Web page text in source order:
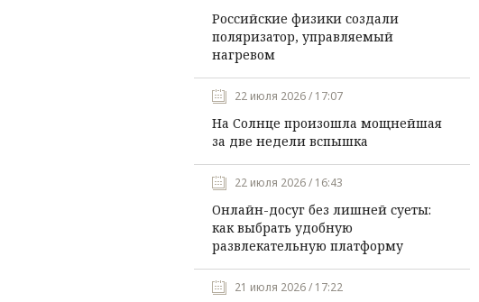
Российские физики создали
поляризатор, управляемый
нагревом
22 июля 2026 / 17:07
На Солнце произошла мощнейшая
за две недели вспышка
22 июля 2026 / 16:43
Онлайн-досуг без лишней суеты:
как выбрать удобную
развлекательную платформу
21 июля 2026 / 17:22